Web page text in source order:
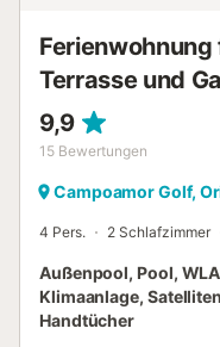
Restaurants, Aldi,
Terrasse und
9,9
15 Bewertungen
Campoamor Golf,
4 Pers. 2 Schlafzimmer
Außenpool, Pool,
Klimaanlage,
Handtücher